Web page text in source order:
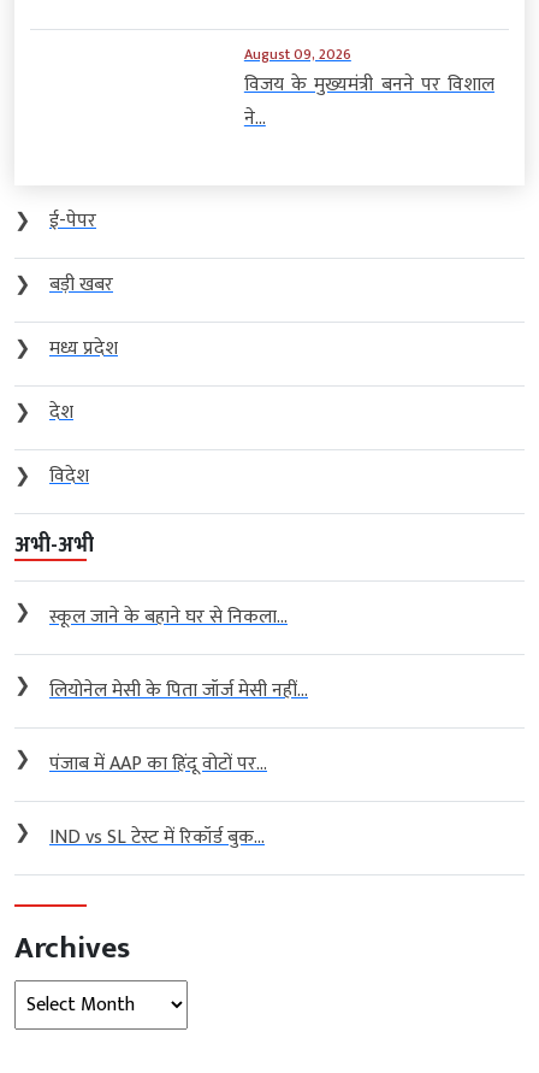
August 09, 2026
विजय के मुख्यमंत्री बनने पर विशाल
ने...
❯
ई-पेपर
❯
बड़ी खबर
❯
मध्य प्रदेश
❯
देश
❯
विदेश
अभी-अभी
❯ स्कूल जाने के बहाने घर से निकला...
❯ लियोनेल मेसी के पिता जॉर्ज मेसी नहीं...
❯ पंजाब में AAP का हिंदू वोटों पर...
❯ IND vs SL टेस्ट में रिकॉर्ड बुक...
Archives
Archives